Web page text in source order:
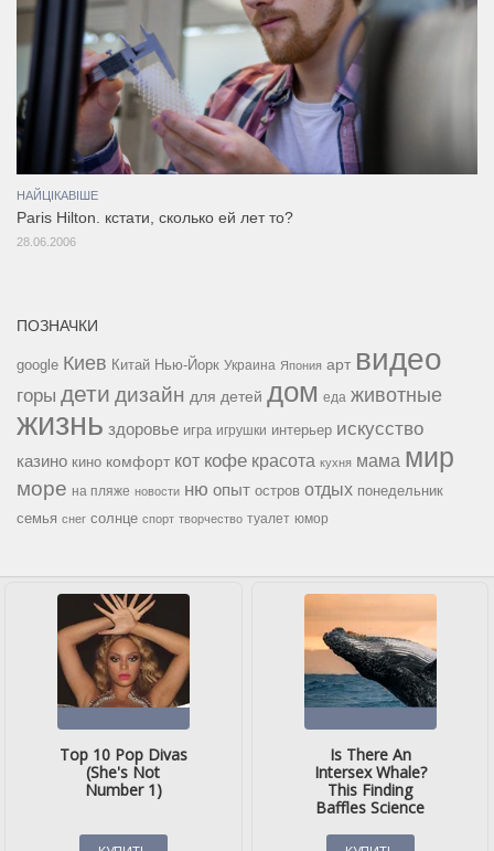
НАЙЦІКАВІШЕ
Paris Hilton. кстати, сколько ей лет то?
28.06.2006
ПОЗНАЧКИ
google Киев Китай Нью-Йорк Украина Япония арт видео
горы дети дизайн для детей дом еда животные
жизнь здоровье игра игрушки интерьер искусство
казино кино комфорт кот кофе красота кухня мама мир
море на пляже новости ню опыт остров отдых понедельник
семья снег солнце спорт творчество туалет юмор